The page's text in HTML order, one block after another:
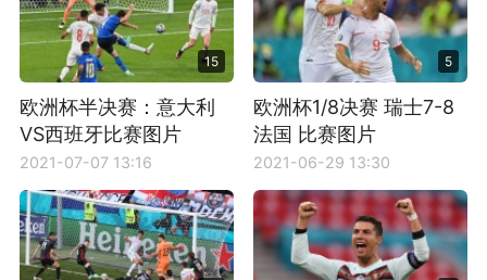
15
欧洲杯半决赛：意大利
VS西班牙比赛图片
2021-07-07 13:16
5
欧洲杯1/8决赛 瑞士7-8
法国 比赛图片
2021-06-29 13:30